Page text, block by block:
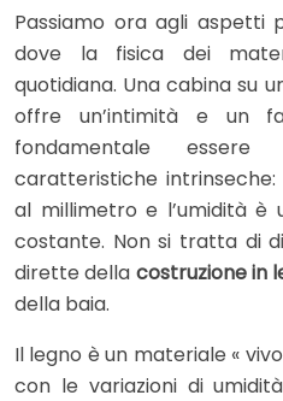
Passiamo ora agli aspetti
dove la fisica dei
quotidiana. Una cabina su
offre un’intimità e un
fondamentale
caratteristiche
al millimetro e l’umidità è
costante. Non si tratta di
dirette della costruzione in
della baia.
Il legno è un materiale «
con le variazioni di